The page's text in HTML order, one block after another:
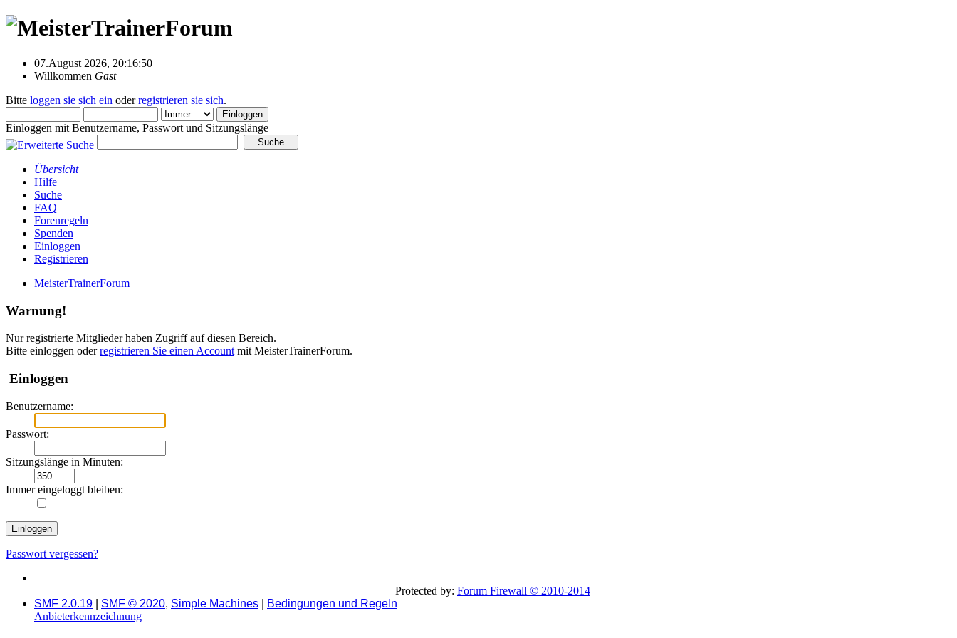
07.August 2026, 20:16:50
Willkommen Gast
Bitte loggen sie sich ein oderregistrieren sie sich.
Einloggen mit Benutzername, Passwort und Sitzungslänge
Übersicht
Hilfe
Suche
FAQ
Forenregeln
Spenden
Einloggen
Registrieren
MeisterTrainerForum
Warnung!
Nur registrierte Mitglieder haben Zugriff auf diesen Bereich.
Bitte einloggen oderregistrieren Sie einen Account mit MeisterTrainerForum.
Einloggen
Benutzername:
Passwort:
Sitzungslänge in Minuten:
Immer eingeloggt bleiben:
Passwort vergessen?
Protected by: Forum Firewall © 2010-2014
SMF 2.0.19
SMF © 2020, Simple Machines
Bedingungen und Regeln
Anbieterkennzeichnung